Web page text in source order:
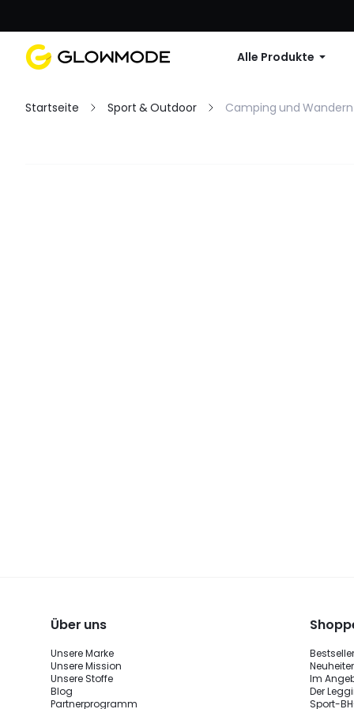
Alle Produkte
Startseite Sport & Outdoor Camping und Wandern
Über uns
Unsere Marke
Unsere Mission
Unsere Stoffe
Blog
Partnerprogramm
Bestseller
Im
Der
Sport-